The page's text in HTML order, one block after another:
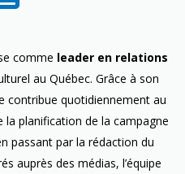
comme leader en relations
au Québec. Grâce à son
contribue quotidiennement au
planification de la campagne
passant par la rédaction du
auprès des médias, l’équipe